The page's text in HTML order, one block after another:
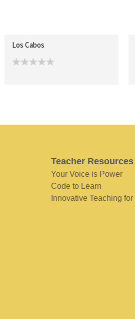
Los Cabos
Teacher Resources
Your Voice is Power
Code to Learn
Innovative Teaching